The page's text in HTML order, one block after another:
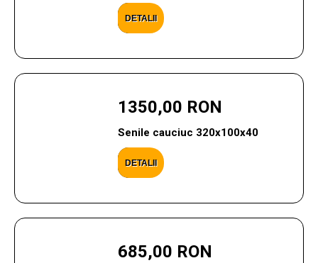
DETALII
1350,00 RON
Senile cauciuc 320x100x40
DETALII
685,00 RON